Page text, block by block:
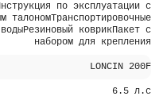
по эксплуатации с
талономТранспортировочные
коврикПакет с
набором для крепления
LONCIN 200F
6.5 л.с